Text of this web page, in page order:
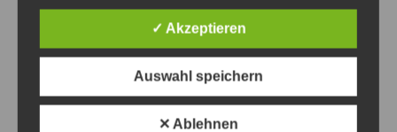
✓ Akzeptieren
Auswahl speichern
✕ Ablehnen